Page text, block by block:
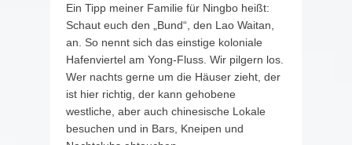
Ein Tipp meiner Familie für Ningbo heißt:
Schaut euch den „Bund“, den Lao Waitan,
an. So nennt sich das einstige koloniale
Hafenviertel am Yong-Fluss. Wir pilgern los.
Wer nachts gerne um die Häuser zieht, der
ist hier richtig, der kann gehobene
westliche, aber auch chinesische Lokale
besuchen und in Bars, Kneipen und